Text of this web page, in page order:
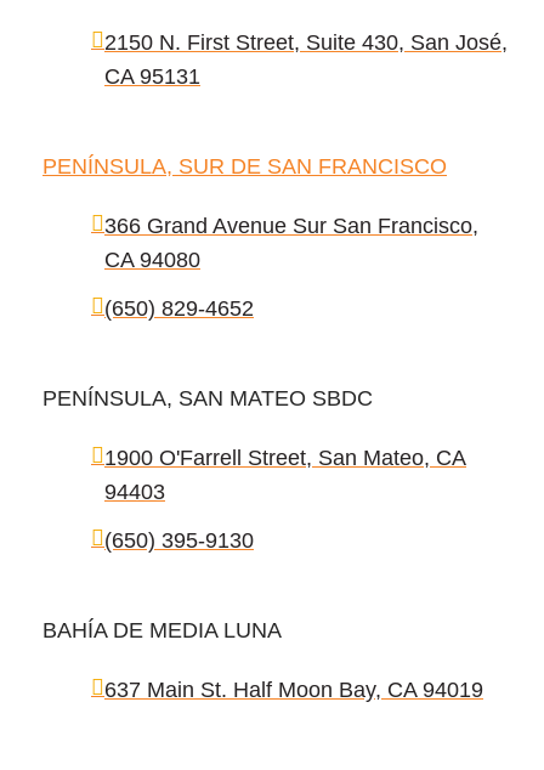
2150 N. First Street, Suite 430, San José,
CA 95131
PENÍNSULA, SUR DE SAN FRANCISCO
366 Grand Avenue Sur San Francisco,
CA 94080
(650) 829-4652
PENÍNSULA, SAN MATEO SBDC
1900 O'Farrell Street, San Mateo, CA
94403
(650) 395-9130
BAHÍA DE MEDIA LUNA
637 Main St. Half Moon Bay, CA 94019